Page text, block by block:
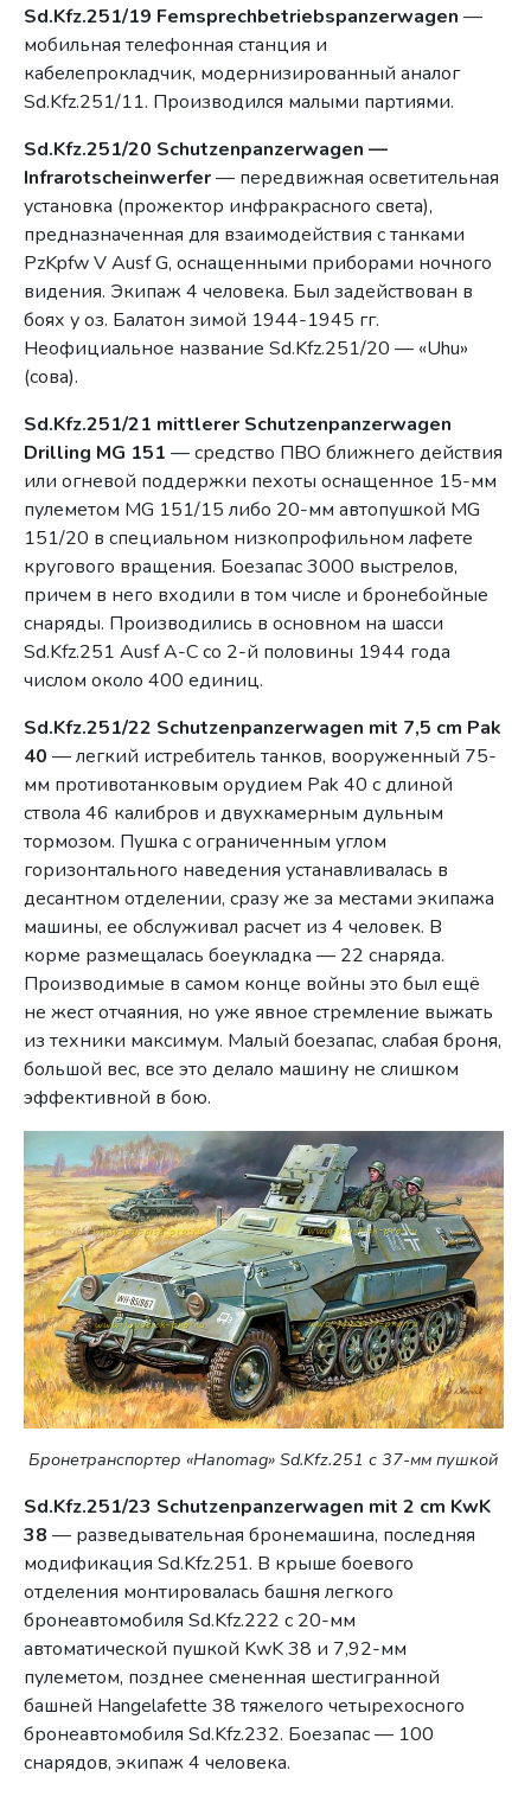
Sd.Kfz.251/19 Femsprechbetriebspanzerwagen —
мобильная телефонная станция и
кабелепрокладчик, модернизированный аналог
Sd.Kfz.251/11. Производился малыми партиями.
Sd.Kfz.251/20 Schutzenpanzerwagen —
Infrarotscheinwerfer— передвижная осветительная
установка (прожектор инфракрасного света),
предназначенная для взаимодействия с танками
PzKpfw V Ausf G, оснащенными приборами ночного
видения. Экипаж 4 человека. Был задействован в
боях у оз. Балатон зимой 1944-1945 гг.
Неофициальное название Sd.Kfz.251/20 — «Uhu»
(сова).
Sd.Kfz.251/21 mittlerer Schutzenpanzerwagen
Drilling MG 151 — средство ПВО ближнего действия
или огневой поддержки пехоты оснащенное 15-мм
пулеметом MG 151/15 либо 20-мм автопушкой MG
151/20 в специальном низкопрофильном лафете
кругового вращения. Боезапас 3000 выстрелов,
причем в него входили в том числе и бронебойные
снаряды. Производились в основном на шасси
Sd.Kfz.251 Ausf A-C со 2-й половины 1944 года
числом около 400 единиц.
Sd.Kfz.251/22 Schutzenpanzerwagen mit 7,5 cm Pak
40 — легкий истребитель танков, вооруженный 75-
мм противотанковым орудием Pak 40 с длиной
ствола 46 калибров и двухкамерным дульным
тормозом. Пушка с ограниченным углом
горизонтального наведения устанавливалась в
десантном отделении, сразу же за местами экипажа
машины, ее обслуживал расчет из 4 человек. В
корме размещалась боеукладка — 22 снаряда.
Производимые в самом конце войны это был ещё
не жест отчаяния, но уже явное стремление выжать
из техники максимум. Малый боезапас, слабая броня,
большой вес, все это делало машину не слишком
эффективной в бою.
Бронетранспортер «Hanomag» Sd.Kfz.251 с 37-мм пушкой
Sd.Kfz.251/23 Schutzenpanzerwagen mit 2 cm KwK
38 — разведывательная бронемашина, последняя
модификация Sd.Kfz.251. В крыше боевого
отделения монтировалась башня легкого
бронеавтомобиля Sd.Kfz.222 с 20-мм
автоматической пушкой KwK 38 и 7,92-мм
пулеметом, позднее смененная шестигранной
башней Hangelafette 38 тяжелого четырехосного
бронеавтомобиля Sd.Kfz.232. Боезапас — 100
снарядов, экипаж 4 человека.